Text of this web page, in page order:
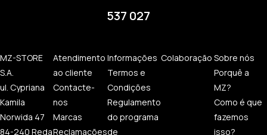
537 027
MZ-STORE
S.A.
ul. Cypriana
Kamila
Norwida 47
84-240 Reda
Atendimento
ao cliente
Contacte-
nos
Marcas
Reclamações
Informações
Termos e
Condições
Regulamento
do programa
de
Colaboração Sobre nós
Porquê a
MZ?
Como é que
fazemos
isso?